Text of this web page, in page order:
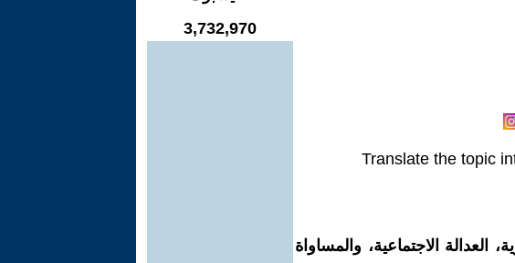
Translate the topic
الاجتماعية، والمساواة
3,732,970